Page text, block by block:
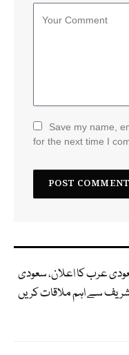
Save my name,
for the next time I
عرب کا اعلان، سعودی
شریف سے اہم ملاقات کریں